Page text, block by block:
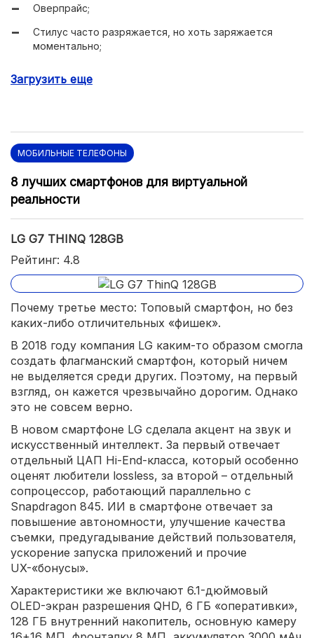
Оверпрайс;
Стилус часто разряжается, но хоть заряжается
моментально;
Загрузить еще
МОБИЛЬНЫЕ ТЕЛЕФОНЫ
8 лучших смартфонов для виртуальной
реальности
LG G7 THINQ 128GB
Рейтинг: 4.8
Почему третье место: Топовый смартфон, но без
каких-либо отличительных «фишек».
В 2018 году компания LG каким-то образом смогла
создать флагманский смартфон, который ничем
не выделяется среди других. Поэтому, на первый
взгляд, он кажется чрезвычайно дорогим. Однако
это не совсем верно.
В новом смартфоне LG сделала акцент на звук и
искусственный интеллект. За первый отвечает
отдельный ЦАП Hi-End-класса, который особенно
оценят любители lossless, за второй – отдельный
сопроцессор, работающий параллельно с
Snapdragon 845. ИИ в смартфоне отвечает за
повышение автономности, улучшение качества
съемки, предугадывание действий пользователя,
ускорение запуска приложений и прочие
UX-«бонусы».
Характеристики же включают 6.1-дюймовый
OLED-экран разрешения QHD, 6 ГБ «оперативки»,
128 ГБ внутренний накопитель, основную камеру